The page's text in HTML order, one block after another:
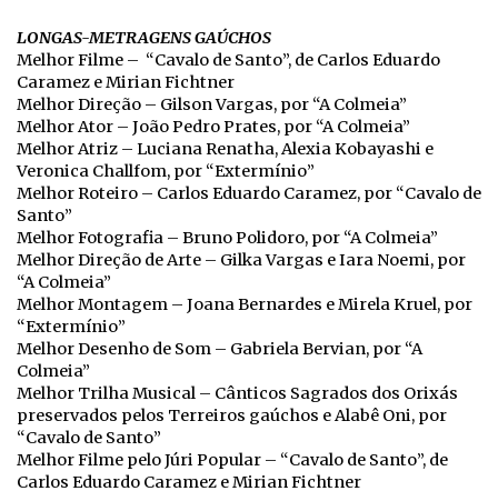
LONGAS-METRAGENS GAÚCHOS
Melhor Filme – “Cavalo de Santo”, de Carlos Eduardo
Caramez e Mirian Fichtner
Melhor Direção – Gilson Vargas, por “A Colmeia”
Melhor Ator – João Pedro Prates, por “A Colmeia”
Melhor Atriz – Luciana Renatha, Alexia Kobayashi e
Veronica Challfom, por “Extermínio”
Melhor Roteiro – Carlos Eduardo Caramez, por “Cavalo de
Santo”
Melhor Fotografia – Bruno Polidoro, por “A Colmeia”
Melhor Direção de Arte – Gilka Vargas e Iara Noemi, por
“A Colmeia”
Melhor Montagem – Joana Bernardes e Mirela Kruel, por
“Extermínio”
Melhor Desenho de Som – Gabriela Bervian, por “A
Colmeia”
Melhor Trilha Musical – Cânticos Sagrados dos Orixás
preservados pelos Terreiros gaúchos e Alabê Oni, por
“Cavalo de Santo”
Melhor Filme pelo Júri Popular – “Cavalo de Santo”, de
Carlos Eduardo Caramez e Mirian Fichtner